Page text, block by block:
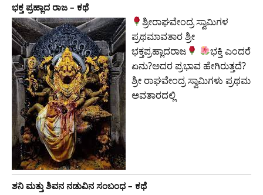
ಭಕ್ತ ಪ್ರಹ್ಲಾದ ರಾಜ – ಕಥೆ
ಶ್ರೀರಾಘವೇಂದ್ರ ಸ್ವಾಮಿಗಳ
ಪ್ರಥಮಾವತಾರ ಶ್ರೀ
ಭಕ್ತಪ್ರಹ್ಲಾದರಾಜ
ಭಕ್ತಿ ಎಂದರೆ
ಏನು?ಅದರ ಪ್ರಭಾವ ಹೇಗಿರುತ್ತದೆ?
ಶ್ರೀ ರಾಘವೇಂದ್ರ ಸ್ವಾಮಿಗಳು ಪ್ರಥಮ
ಅವತಾರದಲ್ಲಿ
ಶನಿ ಮತ್ತು ಶಿವನ ನಡುವಿನ ಸಂಬಂಧ – ಕಥೆ